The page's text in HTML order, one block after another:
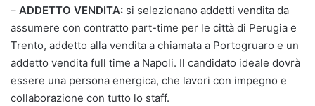
– ADDETTO VENDITA: si selezionano addetti vendita da
assumere con contratto part-time per le città di Perugia e
Trento, addetto alla vendita a chiamata a Portogruaro e un
addetto vendita full time a Napoli. Il candidato ideale dovrà
essere una persona energica, che lavori con impegno e
collaborazione con tutto lo staff.